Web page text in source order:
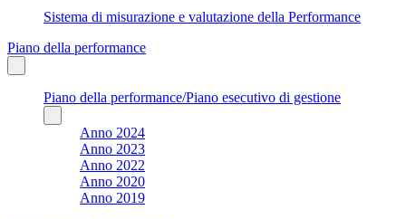
Sistema di misurazione e valutazione della Performance
Piano della performance
Piano della performance/Piano esecutivo di gestione
Anno 2024
Anno 2023
Anno 2022
Anno 2020
Anno 2019